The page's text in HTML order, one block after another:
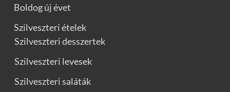
Boldog új évet
Szilveszteri ételek
Szilveszteri desszertek
Szilveszteri levesek
Szilveszteri saláták